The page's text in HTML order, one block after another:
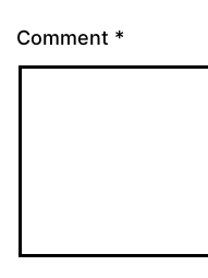
Comment *